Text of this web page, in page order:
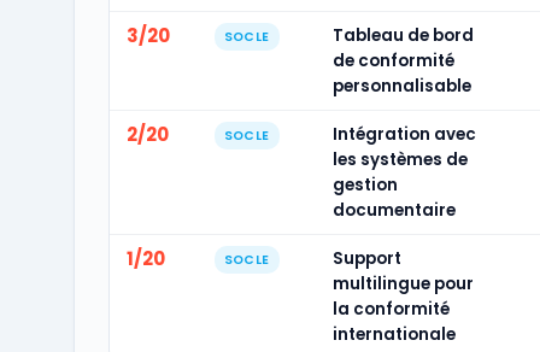
3/20 SOCLE
Tableau de bord
de conformité
personnalisable
2/20 SOCLE
Intégration avec
les systèmes de
gestion
documentaire
1/20 SOCLE
Support
multilingue pour
la conformité
internationale